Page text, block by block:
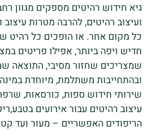
גיא חידוש רהיטים מספקים מגוון
ועיצוב רהיטים, להרבה מטרות
כל מקום אחר. או הופכים כל רהיט
חדיש ויפה ביותר, אפילו פריטים
שמצריכים שחזור מסיבי, התוצאה
ובהתחייבות משתלמת, מיוחדת
שירותי חידוש ספות, כורסאות,
עיצוב רהיטים עבור אירועים
הריפודים האפשריים – מעור ועד